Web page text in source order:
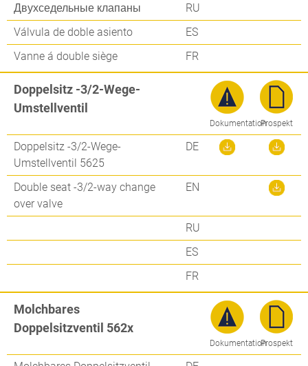
Двухседельные клапаны
RU
Válvula de doble asiento
ES
Vanne á double siège
FR
Doppelsitz -3/2-Wege-
Umstellventil
DokumentationProspekt
Doppelsitz -3/2-Wege-
Umstellventil 5625
DE
Double seat -3/2-way change
over valve
EN
RU
ES
FR
Molchbares
Doppelsitzventil 562x
DokumentationProspekt